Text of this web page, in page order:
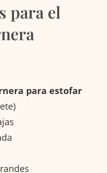
para el
para estofar